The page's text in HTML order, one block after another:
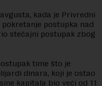
kada je Privredni
postupka nad
stečajni postupak zbog
time što je
dinara, koji je ostao
kapitala bio veći od 11